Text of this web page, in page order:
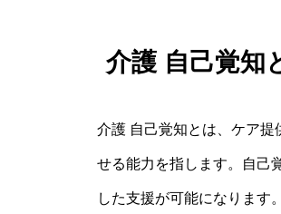
介護 自己覚知
介護 自己覚知とは、ケア提
せる能力を指します。自己
した支援が可能になります。